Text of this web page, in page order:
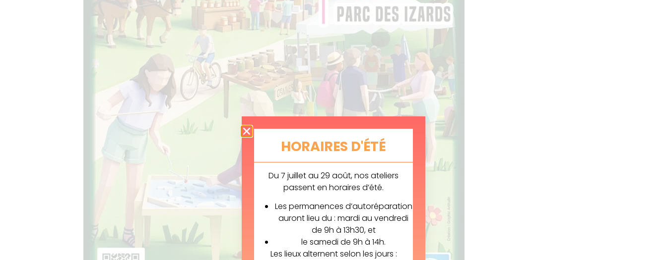
HORAIRES D'ÉTÉ
Du 7 juillet au 29 août, nos ateliers
passent en horaires d’été.
Les permanences d’autoréparation
auront lieu du : mardi au vendredi
de 9h à 13h30, et
le samedi de 9h à 14h.
Les lieux alternent selon les jours :